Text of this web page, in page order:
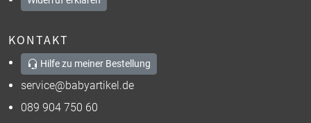
KONTAKT
Hilfe zu meiner Bestellung
service@babyartikel.de
089 904 750 60